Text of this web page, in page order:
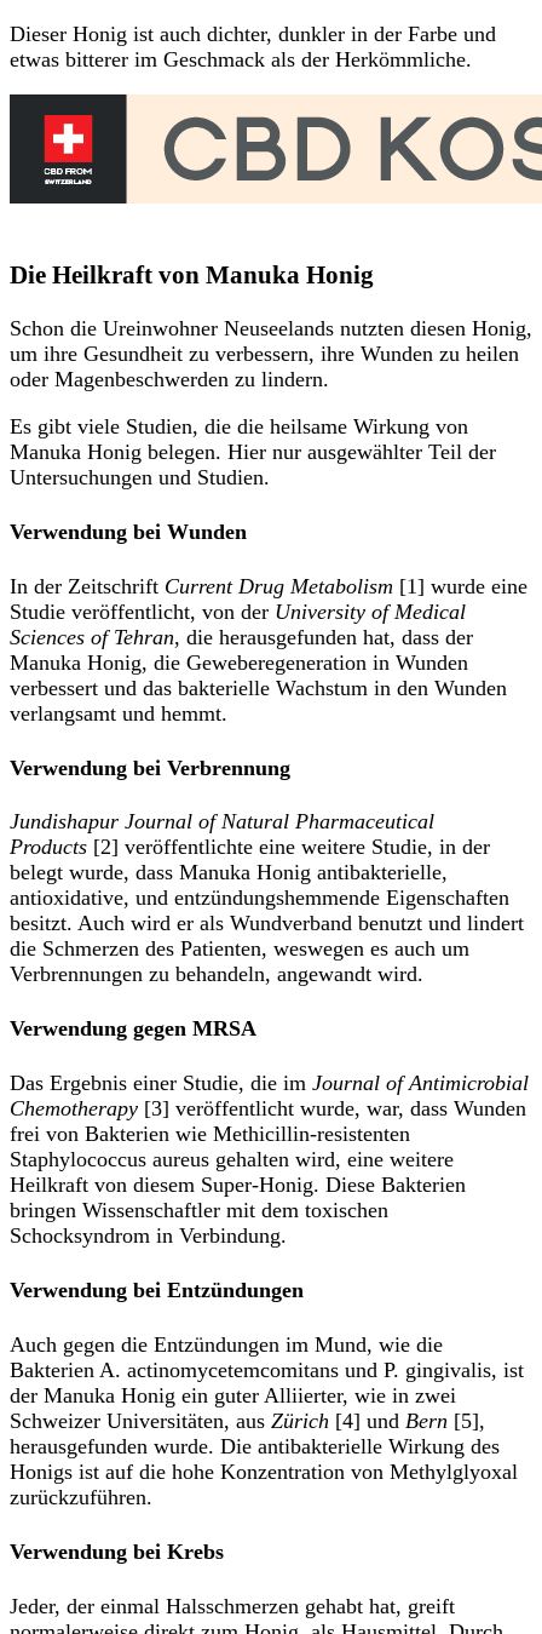
Dieser Honig ist auch dichter, dunkler in der Farbe und
etwas bitterer im Geschmack als der Herkömmliche.
Die Heilkraft von Manuka Honig
Schon die Ureinwohner Neuseelands nutzten diesen Honig,
um ihre Gesundheit zu verbessern, ihre Wunden zu heilen
oder Magenbeschwerden zu lindern.
Es gibt viele Studien, die die heilsame Wirkung von
Manuka Honig belegen. Hier nur ausgewählter Teil der
Untersuchungen und Studien.
Verwendung bei Wunden
In der Zeitschrift Current Drug Metabolism [1] wurde eine
Studie veröffentlicht, von der University of Medical
Sciences of Tehran, die herausgefunden hat, dass der
Manuka Honig, die Geweberegeneration in Wunden
verbessert und das bakterielle Wachstum in den Wunden
verlangsamt und hemmt.
Verwendung bei Verbrennung
Jundishapur Journal of Natural Pharmaceutical
Products [2] veröffentlichte eine weitere Studie, in der
belegt wurde, dass Manuka Honig antibakterielle,
antioxidative, und entzündungshemmende Eigenschaften
besitzt. Auch wird er als Wundverband benutzt und lindert
die Schmerzen des Patienten, weswegen es auch um
Verbrennungen zu behandeln, angewandt wird.
Verwendung gegen MRSA
Das Ergebnis einer Studie, die im Journal of Antimicrobial
Chemotherapy [3] veröffentlicht wurde, war, dass Wunden
frei von Bakterien wie Methicillin-resistenten
Staphylococcus aureus gehalten wird, eine weitere
Heilkraft von diesem Super-Honig. Diese Bakterien
bringen Wissenschaftler mit dem toxischen
Schocksyndrom in Verbindung.
Verwendung bei Entzündungen
Auch gegen die Entzündungen im Mund, wie die
Bakterien A. actinomycetemcomitans und P. gingivalis, ist
der Manuka Honig ein guter Alliierter, wie in zwei
Schweizer Universitäten, aus Zürich [4] und Bern [5],
herausgefunden wurde. Die antibakterielle Wirkung des
Honigs ist auf die hohe Konzentration von Methylglyoxal
zurückzuführen.
Verwendung bei Krebs
Jeder, der einmal Halsschmerzen gehabt hat, greift